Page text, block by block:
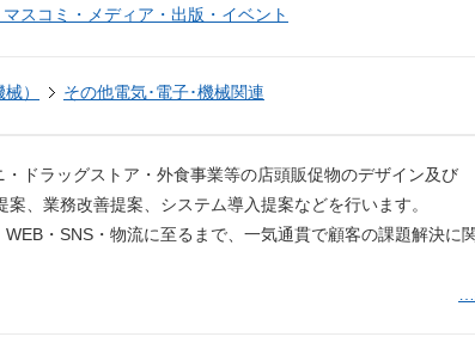
マスコミ・メディア・出版・イベント
） その他電気･電子･機械関連
ドラッグストア・外食事業等の店頭販促物のデザイン及び
案、業務改善提案、システム導⼊提案などを⾏います。
・SNS・物流に⾄るまで、⼀気通貫で顧客の課題解決に